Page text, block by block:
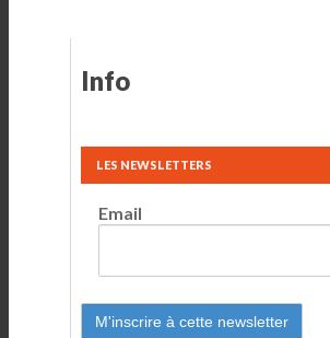
Info
LES NEWSLETTERS
Email